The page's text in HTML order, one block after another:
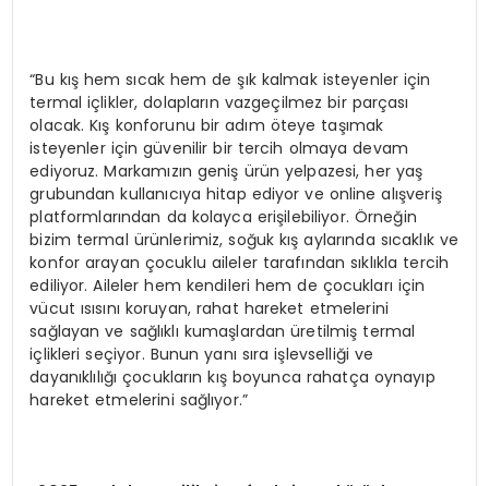
“Bu kış hem sıcak hem de şık kalmak isteyenler için
termal içlikler, dolapların vazgeçilmez bir parçası
olacak. Kış konforunu bir adım öteye taşımak
isteyenler için güvenilir bir tercih olmaya devam
ediyoruz. Markamızın geniş ürün yelpazesi, her yaş
grubundan kullanıcıya hitap ediyor ve online alışveriş
platformlarından da kolayca erişilebiliyor. Örneğin
bizim termal ürünlerimiz, soğuk kış aylarında sıcaklık ve
konfor arayan çocuklu aileler tarafından sıklıkla tercih
ediliyor. Aileler hem kendileri hem de çocukları için
vücut ısısını koruyan, rahat hareket etmelerini
sağlayan ve sağlıklı kumaşlardan üretilmiş termal
içlikleri seçiyor. Bunun yanı sıra işlevselliği ve
dayanıklılığı çocukların kış boyunca rahatça oynayıp
hareket etmelerini sağlıyor.”